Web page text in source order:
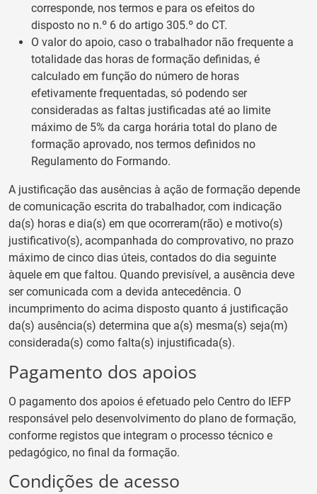
corresponde, nos termos e para os efeitos do
disposto no n.º 6 do artigo 305.º do CT.
O valor do apoio, caso o trabalhador não frequente a
totalidade das horas de formação definidas, é
calculado em função do número de horas
efetivamente frequentadas, só podendo ser
consideradas as faltas justificadas até ao limite
máximo de 5% da carga horária total do plano de
formação aprovado, nos termos definidos no
Regulamento do Formando.
A justificação das ausências à ação de formação depende
de comunicação escrita do trabalhador, com indicação
da(s) horas e dia(s) em que ocorreram(rão) e motivo(s)
justificativo(s), acompanhada do comprovativo, no prazo
máximo de cinco dias úteis, contados do dia seguinte
àquele em que faltou. Quando previsível, a ausência deve
ser comunicada com a devida antecedência. O
incumprimento do acima disposto quanto á justificação
da(s) ausência(s) determina que a(s) mesma(s) seja(m)
considerada(s) como falta(s) injustificada(s).
Pagamento dos apoios
O pagamento dos apoios é efetuado pelo Centro do IEFP
responsável pelo desenvolvimento do plano de formação,
conforme registos que integram o processo técnico e
pedagógico, no final da formação.
Condições de acesso